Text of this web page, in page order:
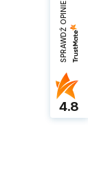
SPRAWDŹ OPINIE
4.8